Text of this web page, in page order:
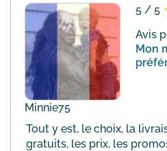
Minnie75
5 / 5
Avis
Mon
Tout y est, le choix, la
gratuits, les prix, les